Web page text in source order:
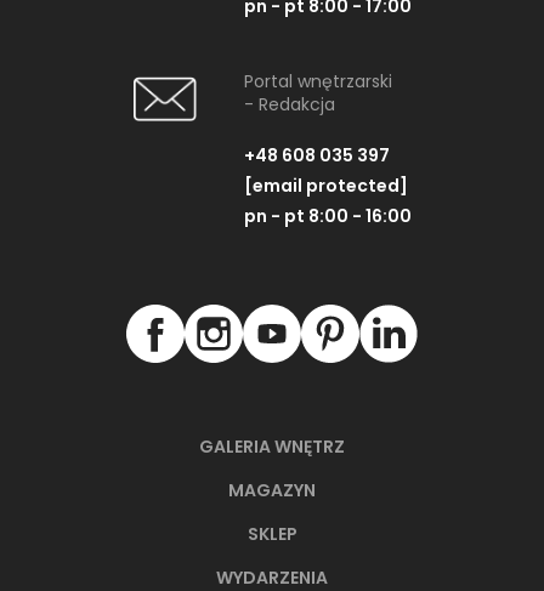
GALERIA WNĘTRZ
MAGAZYN
SKLEP
WYDARZENIA
pn - pt 8:00 - 17:00
Portal wnętrzarski
- Redakcja
+48 608 035 397
[email protected]
pn - pt 8:00 - 16:00